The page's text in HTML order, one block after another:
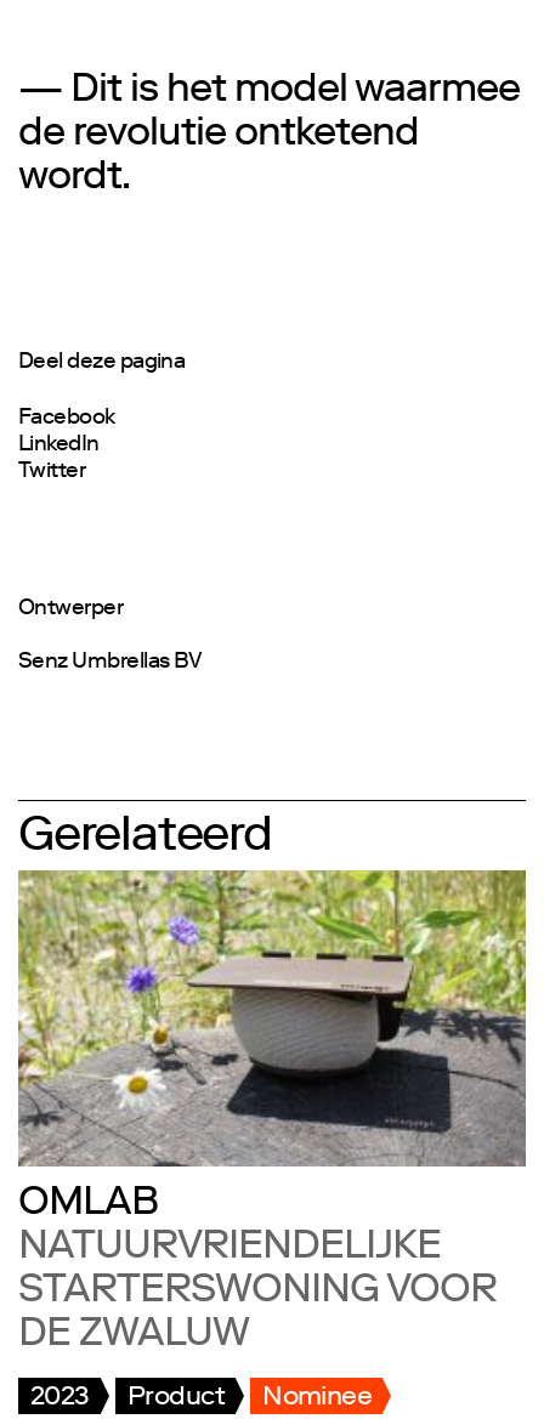
— Dit is het model waarmee
de revolutie ontketend
wordt.
Deel deze pagina
Facebook
LinkedIn
Twitter
Ontwerper
Senz Umbrellas BV
Gerelateerd
OMLAB
NATUURVRIENDELIJKE
STARTERSWONING VOOR
DE ZWALUW
2023 Product Nominee